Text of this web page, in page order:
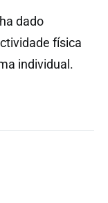
dado
física
individual.